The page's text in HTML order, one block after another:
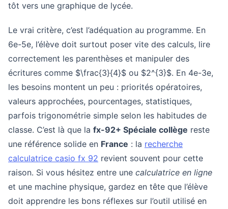
tôt vers une graphique de lycée.
Le vrai critère, c’est l’adéquation au programme. En
6e-5e, l’élève doit surtout poser vite des calculs, lire
correctement les parenthèses et manipuler des
écritures comme $\frac{3}{4}$ ou $2^{3}$. En 4e-3e,
les besoins montent un peu : priorités opératoires,
valeurs approchées, pourcentages, statistiques,
parfois trigonométrie simple selon les habitudes de
classe. C’est là que la fx-92+ Spéciale collège reste
une référence solide en France : la recherche
calculatrice casio fx 92 revient souvent pour cette
raison. Si vous hésitez entre une calculatrice en ligne
et une machine physique, gardez en tête que l’élève
doit apprendre les bons réflexes sur l’outil utilisé en